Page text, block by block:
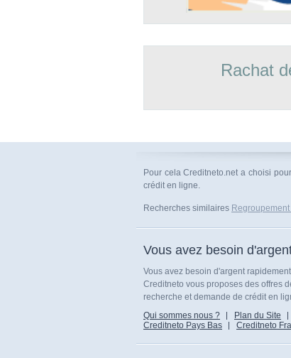
Rachat
Pour cela Creditneto.net a choisi
crédit en ligne.
Recherches similaires
Vous avez besoin
Vous avez besoin d'argent
Creditneto vous proposes des offres
recherche et demande de crédit en
Qui sommes nous ?
Plan du Site
Creditneto Pays Bas
Creditneto